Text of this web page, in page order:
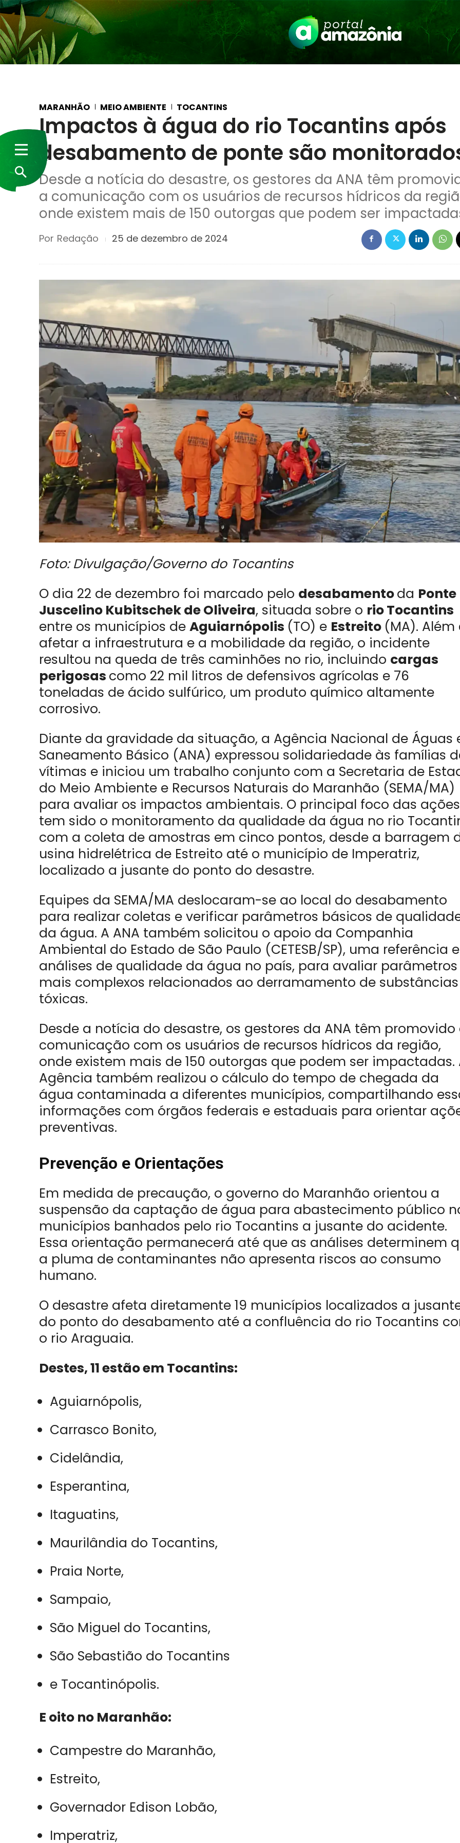
MARANHÃO MEIO AMBIENTE TOCANTINS
Impactos à água do rio Tocantins após
desabamento de ponte são
Desde a notícia do desastre, os gestores da ANA têm
a comunicação com os usuários de recursos hídricos da
onde existem mais de 150 outorgas que podem ser
Por Redação 25 de dezembro de 2024
Foto: Divulgação/Governo do Tocantins
O dia 22 de dezembro foi marcado pelo desabamentoda Ponte
Juscelino Kubitschek de Oliveira, situada sobre o rio Tocantins
entre os municípios de Aguiarnópolis (TO) e Estreito (MA). Além
afetar a infraestrutura e a mobilidade da região, o incidente
resultou na queda de três caminhões no rio, incluindo cargas
perigosas como 22 mil litros de defensivos agrícolas e 76
toneladas de ácido sulfúrico, um produto químico altamente
corrosivo.
Diante da gravidade da situação, a Agência Nacional de Águas
Saneamento Básico (ANA) expressou solidariedade às famílias
vítimas e iniciou um trabalho conjunto com a Secretaria de
do Meio Ambiente e Recursos Naturais do Maranhão (SEMA/MA)
para avaliar os impactos ambientais. O principal foco das ações
tem sido o monitoramento da qualidade da água no rio
com a coleta de amostras em cinco pontos, desde a barragem
usina hidrelétrica de Estreito até o município de Imperatriz,
localizado a jusante do ponto do desastre.
Equipes da SEMA/MA deslocaram-se ao local do desabamento
para realizar coletas e verificar parâmetros básicos de
da água. A ANA também solicitou o apoio da Companhia
Ambiental do Estado de São Paulo (CETESB/SP), uma referência
análises de qualidade da água no país, para avaliar parâmetros
mais complexos relacionados ao derramamento de substâncias
tóxicas.
Desde a notícia do desastre, os gestores da ANA têm promovido
comunicação com os usuários de recursos hídricos da região,
onde existem mais de 150 outorgas que podem ser impactadas.
Agência também realizou o cálculo do tempo de chegada da
água contaminada a diferentes municípios, compartilhando
informações com órgãos federais e estaduais para orientar
preventivas.
Prevenção e Orientações
Em medida de precaução, o governo do Maranhão orientou a
suspensão da captação de água para abastecimento público
municípios banhados pelo rio Tocantins a jusante do acidente.
Essa orientação permanecerá até que as análises determinem
a pluma de contaminantes não apresenta riscos ao consumo
humano.
O desastre afeta diretamente 19 municípios localizados a
do ponto do desabamento até a confluência do rio Tocantins
o rio Araguaia.
Destes, 11 estão em Tocantins:
Aguiarnópolis,
Carrasco Bonito,
Cidelândia,
Esperantina,
Itaguatins,
Maurilândia do Tocantins,
Praia Norte,
Sampaio,
São Miguel do Tocantins,
São Sebastião do Tocantins
e Tocantinópolis.
E oito no Maranhão:
Campestre do Maranhão,
Estreito,
Governador Edison Lobão,
Imperatriz,